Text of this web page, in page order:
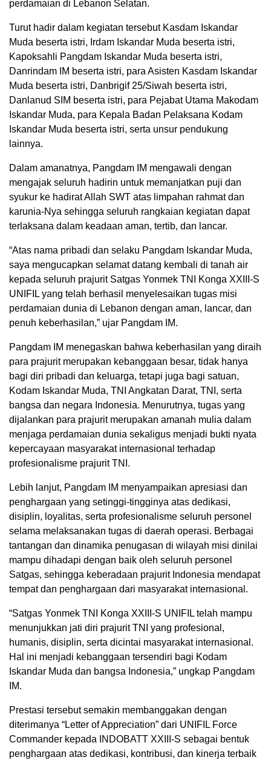
perdamaian di Lebanon Selatan.
Turut hadir dalam kegiatan tersebut Kasdam Iskandar
Muda beserta istri, Irdam Iskandar Muda beserta istri,
Kapoksahli Pangdam Iskandar Muda beserta istri,
Danrindam IM beserta istri, para Asisten Kasdam Iskandar
Muda beserta istri, Danbrigif 25/Siwah beserta istri,
Danlanud SIM beserta istri, para Pejabat Utama Makodam
Iskandar Muda, para Kepala Badan Pelaksana Kodam
Iskandar Muda beserta istri, serta unsur pendukung
lainnya.
Dalam amanatnya, Pangdam IM mengawali dengan
mengajak seluruh hadirin untuk memanjatkan puji dan
syukur ke hadirat Allah SWT atas limpahan rahmat dan
karunia-Nya sehingga seluruh rangkaian kegiatan dapat
terlaksana dalam keadaan aman, tertib, dan lancar.
“Atas nama pribadi dan selaku Pangdam Iskandar Muda,
saya mengucapkan selamat datang kembali di tanah air
kepada seluruh prajurit Satgas Yonmek TNI Konga XXIII-S
UNIFIL yang telah berhasil menyelesaikan tugas misi
perdamaian dunia di Lebanon dengan aman, lancar, dan
penuh keberhasilan,” ujar Pangdam IM.
Pangdam IM menegaskan bahwa keberhasilan yang diraih
para prajurit merupakan kebanggaan besar, tidak hanya
bagi diri pribadi dan keluarga, tetapi juga bagi satuan,
Kodam Iskandar Muda, TNI Angkatan Darat, TNI, serta
bangsa dan negara Indonesia. Menurutnya, tugas yang
dijalankan para prajurit merupakan amanah mulia dalam
menjaga perdamaian dunia sekaligus menjadi bukti nyata
kepercayaan masyarakat internasional terhadap
profesionalisme prajurit TNI.
Lebih lanjut, Pangdam IM menyampaikan apresiasi dan
penghargaan yang setinggi-tingginya atas dedikasi,
disiplin, loyalitas, serta profesionalisme seluruh personel
selama melaksanakan tugas di daerah operasi. Berbagai
tantangan dan dinamika penugasan di wilayah misi dinilai
mampu dihadapi dengan baik oleh seluruh personel
Satgas, sehingga keberadaan prajurit Indonesia mendapat
tempat dan penghargaan dari masyarakat internasional.
“Satgas Yonmek TNI Konga XXIII-S UNIFIL telah mampu
menunjukkan jati diri prajurit TNI yang profesional,
humanis, disiplin, serta dicintai masyarakat internasional.
Hal ini menjadi kebanggaan tersendiri bagi Kodam
Iskandar Muda dan bangsa Indonesia,” ungkap Pangdam
IM.
Prestasi tersebut semakin membanggakan dengan
diterimanya “Letter of Appreciation” dari UNIFIL Force
Commander kepada INDOBATT XXIII-S sebagai bentuk
penghargaan atas dedikasi, kontribusi, dan kinerja terbaik